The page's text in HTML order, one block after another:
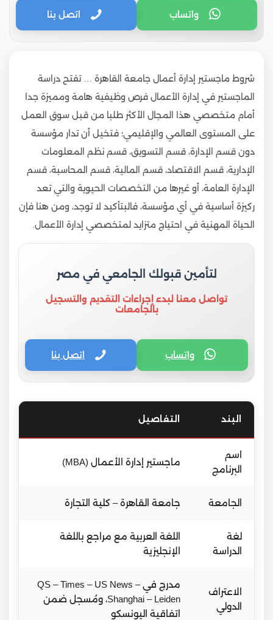
واتساب اتصل بنا
شروط ماجستير إدارة أعمال جامعة القاهرة … تفتح دراسة
الماجستير في إدارة الأعمال فرص وظيفية هامة ومميزة جدا
أمام متخصصي هذا المجال الأكثر طلبا من قبل سوق العمل
على المستوى العالمي والإقليمي؛ فتخيل أن تدار مؤسسة
دون قسم الإدارة، قسم التسويق، قسم نظم المعلومات
الإدارية، قسم الاقتصاد، قسم المالية، قسم المحاسبة، قسم
الإدارة العامة، أو غيرها من التخصصات الحيوية والتي تعد
ركيزة أساسية في أي مؤسسة، فالبتأكيد لا توجد، ومن هنا فإن
الحياة المهنية في احتياج متزايد لمتخصصي إدارة الأعمال.
لتأمين قبولك الجامعي في مصر
تواصل معنا لبدء إجراءات التقديم والتسجيل
بالجامعات
واتساب اتصل بنا
البند التفاصيل
اسم
البرنامج
ماجستير إدارة الأعمال (MBA)
الجامعة جامعة القاهرة – كلية التجارة
لغة
الدراسة
اللغة العربية مع مراجع باللغة
الإنجليزية
الاعتراف
الدولي
مدرج في QS – Times – US News –
Shanghai – Leiden، ومُسجل ضمن
اتفاقية اليونسكو